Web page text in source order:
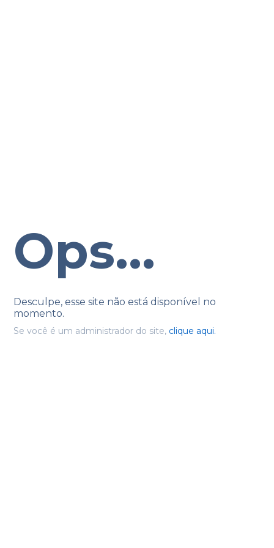
Ops...
Desculpe, esse site não está disponível no
momento.
Se você é um administrador do site, clique aqui.